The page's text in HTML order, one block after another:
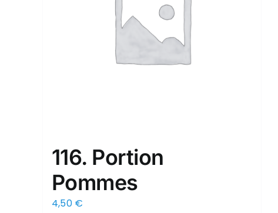
116. Portion
Pommes
4,50 €